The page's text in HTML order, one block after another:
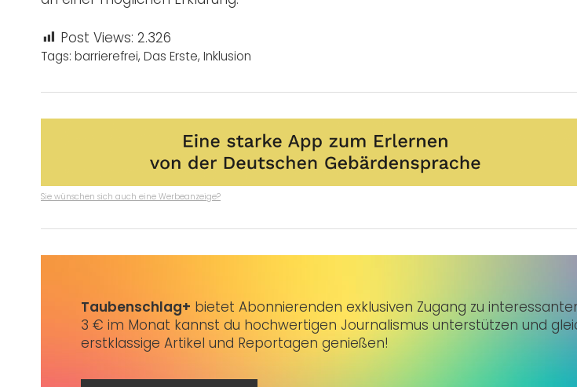
Post Views: 2.326
Tags: barrierefrei, Das Erste, Inklusion
Sie wünschen sich auch eine Werbeanzeige?
Taubenschlag+ bietet Abonnierenden exklusiven Zugang zu
3 € im Monat kannst du hochwertigen Journalismus unterstützen und
erstklassige Artikel und Reportagen genießen!